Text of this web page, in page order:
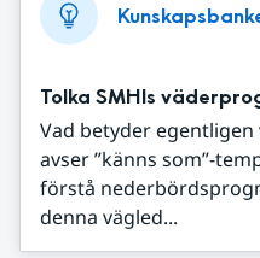
Tolka SMHIs
Vad betyder egentligen
avser ”känns som”-
förstå
denna vägled...